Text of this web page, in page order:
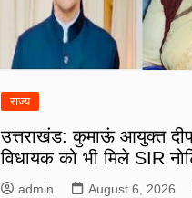
राज्य
उत्तराखंड: कुमाऊं आयुक्त
विधायक को भी मिले SIR
admin August 6, 2026